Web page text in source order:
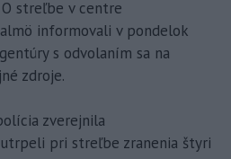
O streľbe v centre
informovali v pondelok
s odvolaním sa na
zdroje.
zverejnila
pri streľbe zranenia štyri